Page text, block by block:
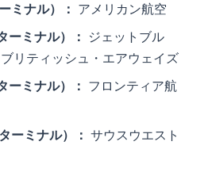
ミナル）： アメリカン航空
ーミナル）：
ジェットブル
リティッシュ・エアウェイズ
ーミナル）： フロンティア航
ーミナル）： サウスウエスト